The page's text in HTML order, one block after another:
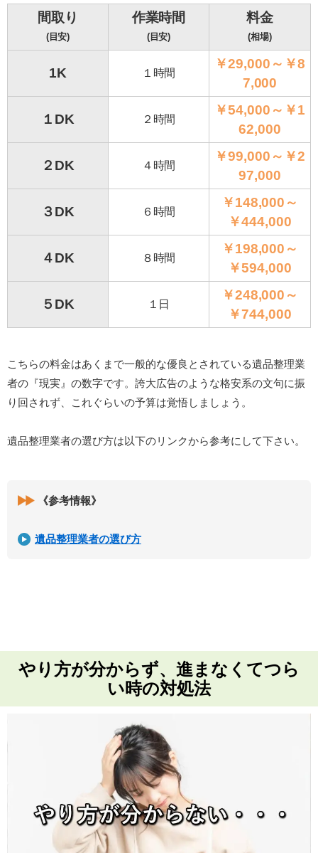
間取り
(目安)
作業時間
(目安)
料金
(相場)
1K １時間
￥29,000～￥8
7,000
１DK ２時間
￥54,000～￥1
62,000
２DK ４時間
￥99,000～￥2
97,000
３DK ６時間
￥148,000～
￥444,000
４DK ８時間
￥198,000～
￥594,000
５DK １日
￥248,000～
￥744,000
こちらの料金はあくまで一般的な優良とされている遺品整理業
者の『現実』の数字です。誇大広告のような格安系の文句に振
り回されず、これぐらいの予算は覚悟しましょう。
遺品整理業者の選び方は以下のリンクから参考にして下さい。
《参考情報》
遺品整理業者の選び方
やり方が分からず、進まなくてつら
い時の対処法